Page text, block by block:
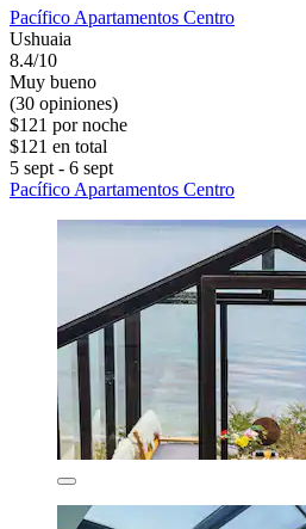
Pacífico Apartamentos Centro
Ushuaia
8.4/10
Muy bueno
(30 opiniones)
$121 por noche
$121 en total
5 sept - 6 sept
Pacífico Apartamentos Centro